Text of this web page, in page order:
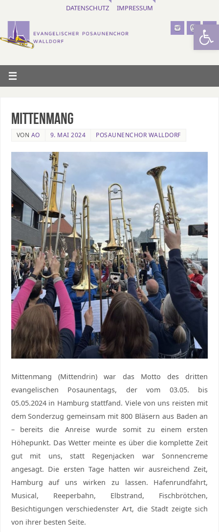
DATENSCHUTZ IMPRESSUM
Mittenmang
VON AO 9. MAI 2024 POSAUNENCHOR WALLDORF
Mittenmang (Mittendrin) war das Motto des dritten
evangelischen Posaunentags, der vom 03.05. bis
05.05.2024 in Hamburg stattfand. Viele von uns reisten mit
dem Sonderzug gemeinsam mit 800 Bläsern aus Baden an
– bereits die Anreise wurde somit zu einem ersten
Höhepunkt. Das Wetter meinte es über die komplette Zeit
gut mit uns, statt Regenjacken war Sonnencreme
angesagt. Die ersten Tage hatten wir ausreichend Zeit,
Hamburg auf uns wirken zu lassen. Hafenrundfahrt,
Musical, Reeperbahn, Elbstrand, Fischbrötchen,
Besichtigungen verschiedenster Art, die Stadt zeigte sich
von ihrer besten Seite.